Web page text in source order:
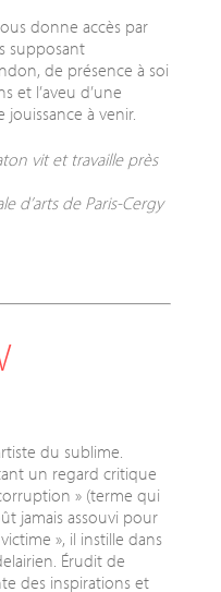
donne accès par
supposant
de présence à soi
et l’aveu d’une
jouissance à venir.
vit et travaille près
d’arts de Paris-Cergy
du sublime.
un regard critique
» (terme qui
jamais assouvi pour
», il instille dans
Érudit de
des inspirations et